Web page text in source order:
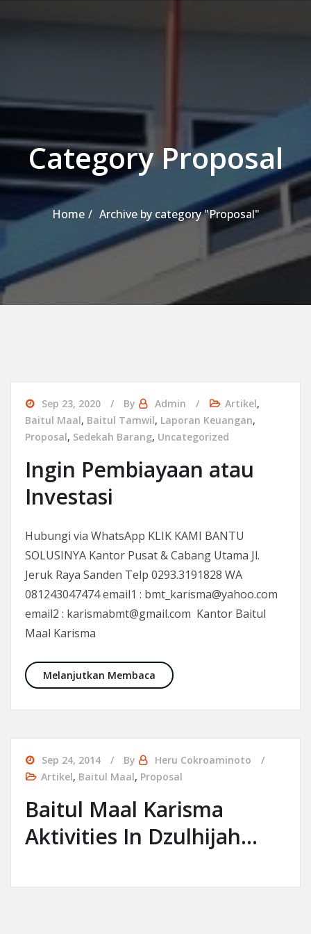
Category Proposal
Home Archive by category "Proposal"
Sep 23, 2020 By Admin Artikel,
Baitul Maal, Baitul Tamwil, Laporan Keuangan,
Proposal, Sedekah Barang, Uncategorized
Ingin Pembiayaan atau
Investasi
Hubungi via WhatsApp KLIK KAMI BANTU
SOLUSINYA Kantor Pusat & Cabang Utama Jl.
Jeruk Raya Sanden Telp 0293.3191828 WA
081243047474 email1 : bmt_karisma@yahoo.com
email2 : karismabmt@gmail.com Kantor Baitul
Maal Karisma
Melanjutkan Membaca Ingin Pembiayaan atau
Sep 24, 2014 By
Heru Cokroaminoto
Artikel, Baitul Maal, Proposal
Baitul Maal Karisma
Aktivities In Dzulhijah…